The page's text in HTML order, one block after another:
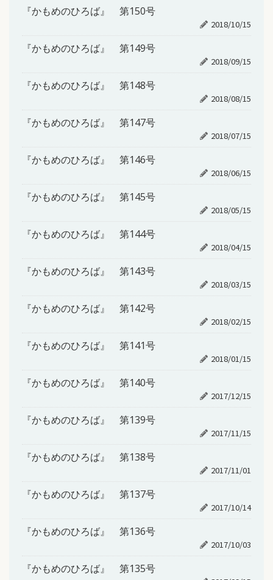
『かもめのひろば』 第150号
2018/10/15
『かもめのひろば』 第149号
2018/09/15
『かもめのひろば』 第148号
2018/08/15
『かもめのひろば』 第147号
2018/07/15
『かもめのひろば』 第146号
2018/06/15
『かもめのひろば』 第145号
2018/05/15
『かもめのひろば』 第144号
2018/04/15
『かもめのひろば』 第143号
2018/03/15
『かもめのひろば』 第142号
2018/02/15
『かもめのひろば』 第141号
2018/01/15
『かもめのひろば』 第140号
2017/12/15
『かもめのひろば』 第139号
2017/11/15
『かもめのひろば』 第138号
2017/11/01
『かもめのひろば』 第137号
2017/10/14
『かもめのひろば』 第136号
2017/10/03
『かもめのひろば』 第135号